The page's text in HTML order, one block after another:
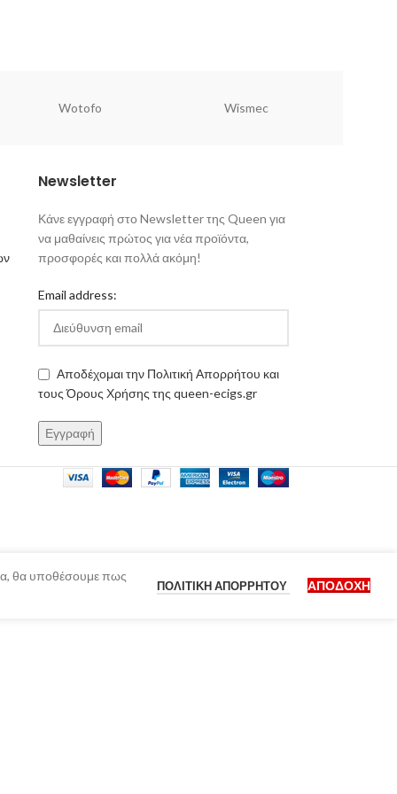
Wotofo Wismec
Newsletter
Κάνε εγγραφή στο Newsletter της Queen για
να μαθαίνεις πρώτος για νέα προϊόντα,
προσφορές και πολλά ακόμη!
Email address:
Αποδέχομαι την Πολιτική Απορρήτου και
τους Όρους Χρήσης της queen-ecigs.gr
θα υποθέσουμε πως
ΠΟΛΙΤΙΚΉ ΑΠΟΡΡΉΤΟΥ ΑΠΟΔΟΧΉ